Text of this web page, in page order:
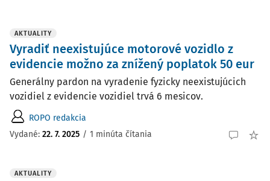
AKTUALITY
Vyradiť neexistujúce motorové vozidlo z
evidencie možno za znížený poplatok 50 eur
Generálny pardon na vyradenie fyzicky neexistujúcich
vozidiel z evidencie vozidiel trvá 6 mesicov.
ROPO redakcia
Vydané: 22. 7. 2025 / 1 minúta čítania
AKTUALITY